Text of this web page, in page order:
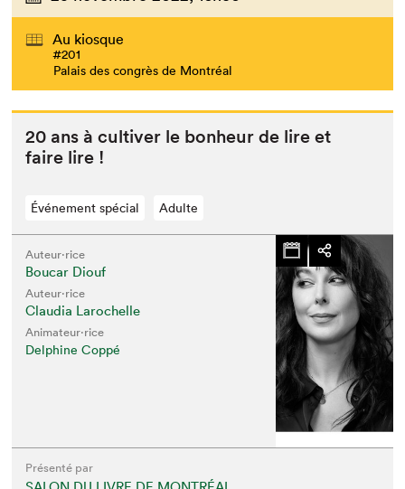
Au kiosque
#201
Palais des congrès de Montréal
20 ans à cul­tiv­er le bon­heur de lire et
faire lire !
Événement spécial Adulte
Auteur·rice
Boucar Diouf
Auteur·rice
Claudia Larochelle
Animateur⋅rice
Delphine Coppé
Présenté par